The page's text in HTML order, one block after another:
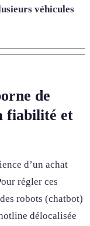
véhicules
de
fiabilité et
d’un achat
régler ces
robots (chatbot)
délocalisée